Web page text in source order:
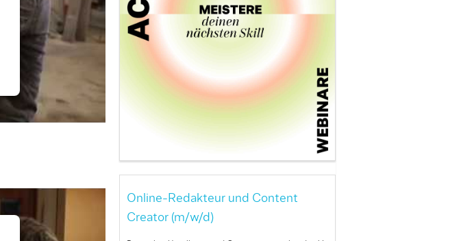
Online-Redakteur und Content
Creator (m/w/d)